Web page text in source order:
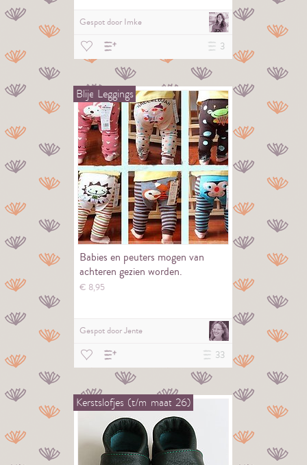
Gespot door Imke
3
Blije Leggings
Babies en peuters mogen van
achteren gezien worden.
€ 8,95
Gespot doorJente
33
Kerstslofjes (t/m maat 26)